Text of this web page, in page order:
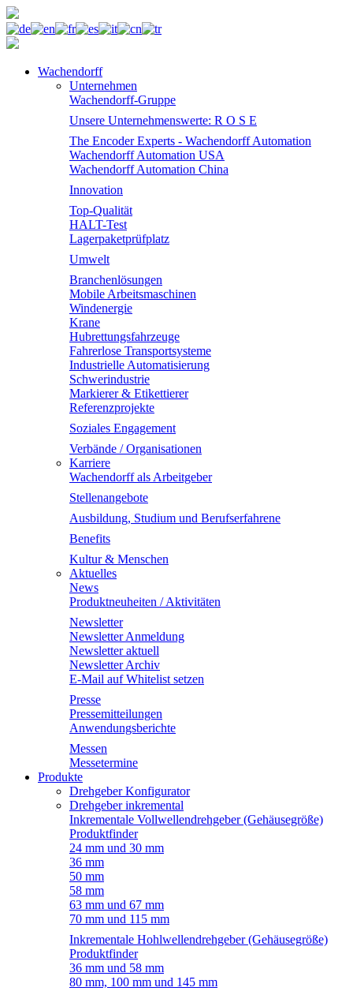
Wachendorff
Unternehmen
Wachendorff-Gruppe
Unsere Unternehmenswerte: R O S E
The Encoder Experts - Wachendorff Automation
Wachendorff Automation USA
Wachendorff Automation China
Innovation
Top-Qualität
HALT-Test
Lagerpaketprüfplatz
Umwelt
Branchenlösungen
Mobile Arbeitsmaschinen
Windenergie
Krane
Hubrettungsfahrzeuge
Fahrerlose Transportsysteme
Industrielle Automatisierung
Schwerindustrie
Markierer & Etikettierer
Referenzprojekte
Soziales Engagement
Verbände / Organisationen
Karriere
Wachendorff als Arbeitgeber
Stellenangebote
Ausbildung, Studium und Berufserfahrene
Benefits
Kultur & Menschen
Aktuelles
News
Produktneuheiten / Aktivitäten
Newsletter
Newsletter Anmeldung
Newsletter aktuell
Newsletter Archiv
E-Mail auf Whitelist setzen
Presse
Pressemitteilungen
Anwendungsberichte
Messen
Messetermine
Produkte
Drehgeber Konfigurator
Drehgeber inkremental
Inkrementale Vollwellendrehgeber (Gehäusegröße)
Produktfinder
24 mm und 30 mm
36 mm
50 mm
58 mm
63 mm und 67 mm
70 mm und 115 mm
Inkrementale Hohlwellendrehgeber (Gehäusegröße)
Produktfinder
36 mm und 58 mm
80 mm, 100 mm und 145 mm